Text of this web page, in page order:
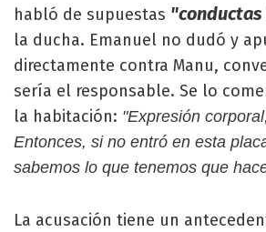
habló de supuestas
la ducha. Emanuel no dudó y
directamente contra Manu,
sería el responsable. Se lo
la habitación: "Expresión
Entonces, si no entró en esta
sabemos lo que tenemos que
La acusación tiene un